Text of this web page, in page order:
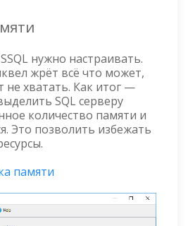
нужно настраивать.
жрёт всё что может,
не хватать. Как итог —
SQL серверу
количество памяти и
Это позволить избежать
памяти